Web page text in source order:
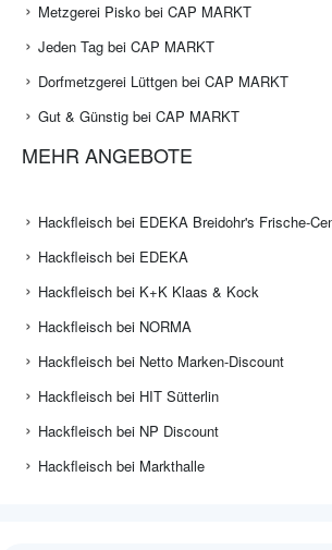
Metzgerei Pisko bei CAP MARKT
Jeden Tag bei CAP MARKT
Dorfmetzgerei Lüttgen bei CAP MARKT
Gut & Günstig bei CAP MARKT
MEHR ANGEBOTE
Hackfleisch bei EDEKA Breidohr's Frische-
Hackfleisch bei EDEKA
Hackfleisch bei K+K Klaas & Kock
Hackfleisch bei NORMA
Hackfleisch bei Netto Marken-Discount
Hackfleisch bei HIT Sütterlin
Hackfleisch bei NP Discount
Hackfleisch bei Markthalle